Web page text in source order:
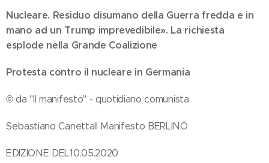
Nucleare. Residuo disumano della Guerra fredda e in
mano ad un Trump imprevedibile». La richiesta
esplode nella Grande Coalizione
Protesta contro il nucleare in Germania
© da "Il manifesto" - quotidiano comunista
Sebastiano CanettaIl Manifesto BERLINO
EDIZIONE DEL10.05.2020